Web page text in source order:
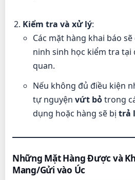
Kiểm tra và xử lý:
Các mặt hàng khai báo
ninh sinh học kiểm tra tại
quan.
Nếu không đủ điều kiện
tự nguyện vứt bỏtrong
dụng hoặc hàng sẽ bị trả
Những Mặt Hàng Được và
Mang/Gửi vào Úc